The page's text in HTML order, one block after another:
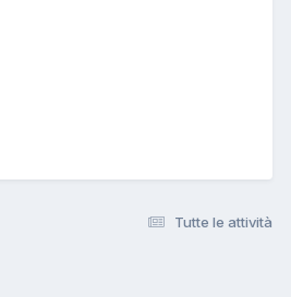
Tutte le attività